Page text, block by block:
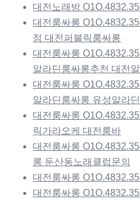
대전노래방
대전룸싸롱
점 대전퍼블릭룸싸롱
대전룸싸롱
알라딘룸싸롱추천 대전
대전룸싸롱
알라딘룸싸롱 유성알라
대전룸싸롱
릭가라오케 대전룸바
대전룸싸롱
롱 둔산동노래클럽문의
대전룸싸롱
대전룸싸롱